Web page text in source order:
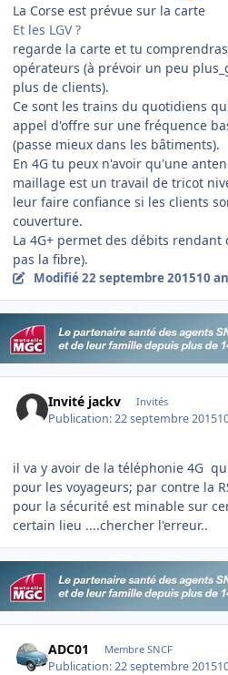
La Corse est prévue sur la carte
Et les LGV ?
regarde la carte et tu
opérateurs (à prévoir un peu
plus de clients).
Ce sont les trains du quotidiens
appel d'offre sur une fréquence
(passe mieux dans les bâtiments).
En 4G tu peux n'avoir qu'une
maillage est un travail de tricot
leur faire confiance si les clients
couverture.
La 4G+ permet des débits rendant
pas la fibre).
Modifié22 septembre 201510
Invité jackv Invités
Publication:22 septembre 2015
il va y avoir de la téléphonie 4G
pour les voyageurs; par contre la
pour la sécurité est minable sur
certain lieu ....chercher l'erreur..
ADC01 Membre SNCF
Publication:22 septembre 2015